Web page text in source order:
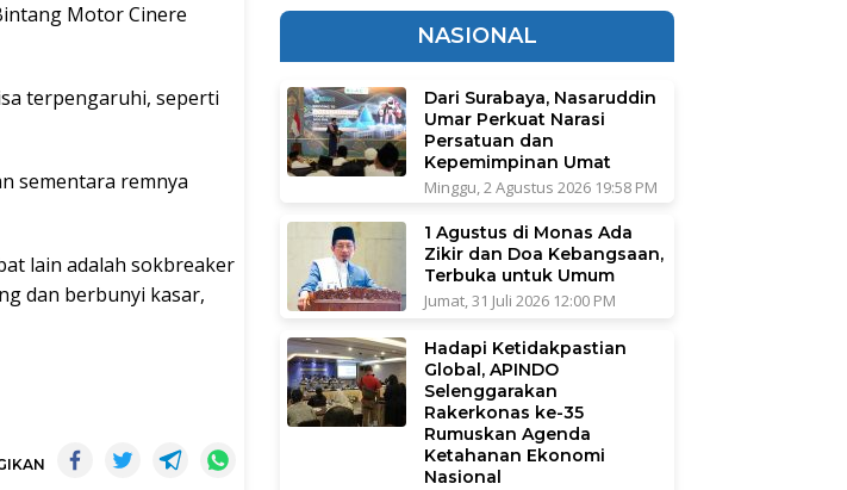
Motor Cinere
terpengaruhi, seperti
sementara remnya
lain adalah sokbreaker
dan berbunyi kasar,
NASIONAL
Dari Surabaya, Nasaruddin
Umar Perkuat Narasi
Persatuan dan
Kepemimpinan Umat
Minggu, 2 Agustus 2026 19:58 PM
1 Agustus di Monas Ada
Zikir dan Doa Kebangsaan,
Terbuka untuk Umum
Jumat, 31 Juli 2026 12:00 PM
Hadapi Ketidakpastian
Global, APINDO
Selenggarakan
Rakerkonas ke-35
Rumuskan Agenda
Ketahanan Ekonomi
Nasional